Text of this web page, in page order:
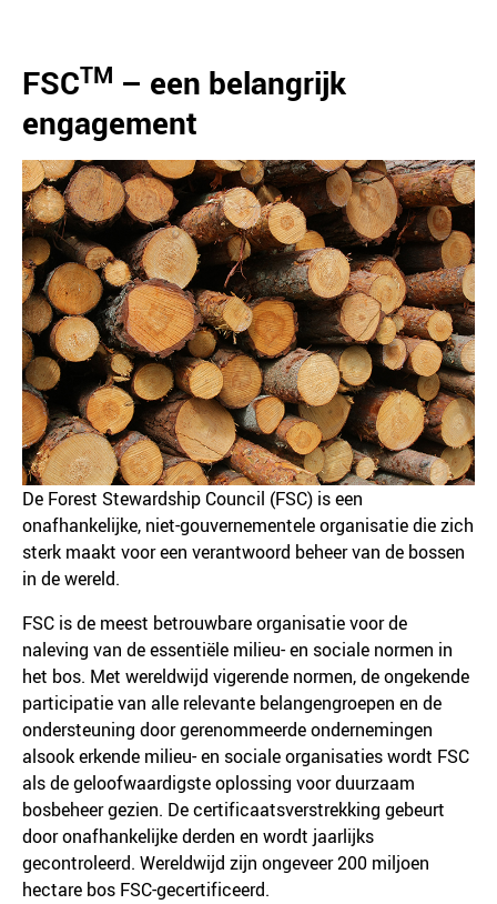
FSCTM – een belangrijk
engagement
De Forest Stewardship Council (FSC) is een
onafhankelijke, niet-gouvernementele organisatie die zich
sterk maakt voor een verantwoord beheer van de bossen
in de wereld.
FSC is de meest betrouwbare organisatie voor de
naleving van de essentiële milieu- en sociale normen in
het bos. Met wereldwijd vigerende normen, de ongekende
participatie van alle relevante belangengroepen en de
ondersteuning door gerenommeerde ondernemingen
alsook erkende milieu- en sociale organisaties wordt FSC
als de geloofwaardigste oplossing voor duurzaam
bosbeheer gezien. De certificaatsverstrekking gebeurt
door onafhankelijke derden en wordt jaarlijks
gecontroleerd. Wereldwijd zijn ongeveer 200 miljoen
hectare bos FSC-gecertificeerd.